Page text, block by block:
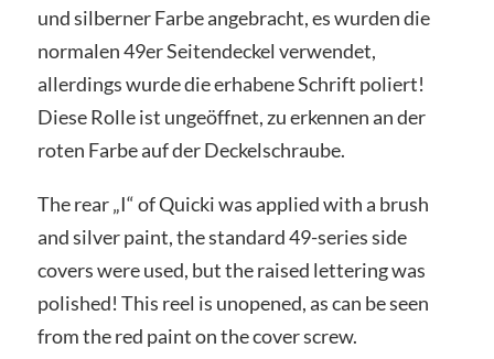
und silberner Farbe angebracht, es wurden die
normalen 49er Seitendeckel verwendet,
allerdings wurde die erhabene Schrift poliert!
Diese Rolle ist ungeöffnet, zu erkennen an der
roten Farbe auf der Deckelschraube.
The rear „I“ of Quicki was applied with a brush
and silver paint, the standard 49-series side
covers were used, but the raised lettering was
polished! This reel is unopened, as can be seen
from the red paint on the cover screw.